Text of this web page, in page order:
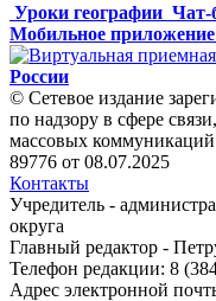
Уроки географии Чат-
Мобильное
России
© Сетевое издание
по надзору в сфере
массовых
89776 от 08.07.2025
Контакты
Учредитель -
округа
Главный редактор -
Телефон редакции: 8
Адрес электронной